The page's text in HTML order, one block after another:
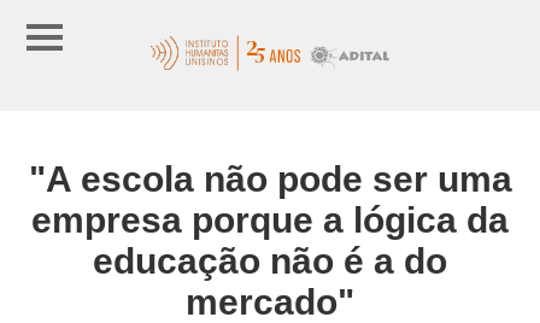
"A escola não pode ser uma
empresa porque a lógica da
educação não é a do
mercado"